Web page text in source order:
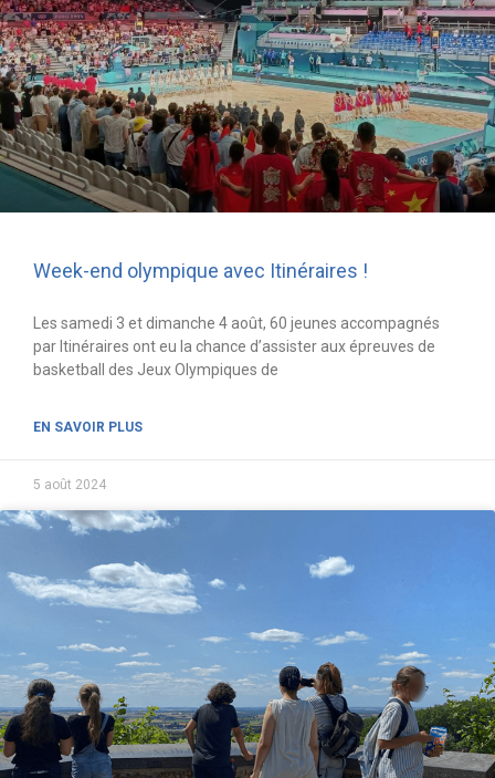
Week-end olympique avec Itinéraires !
Les samedi 3 et dimanche 4 août, 60 jeunes accompagnés
par Itinéraires ont eu la chance d’assister aux épreuves de
basketball des Jeux Olympiques de
EN SAVOIR PLUS
5 août 2024